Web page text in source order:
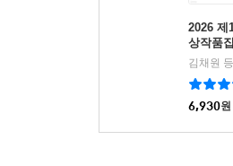
2026 제
상작품집
김채원
6,930원